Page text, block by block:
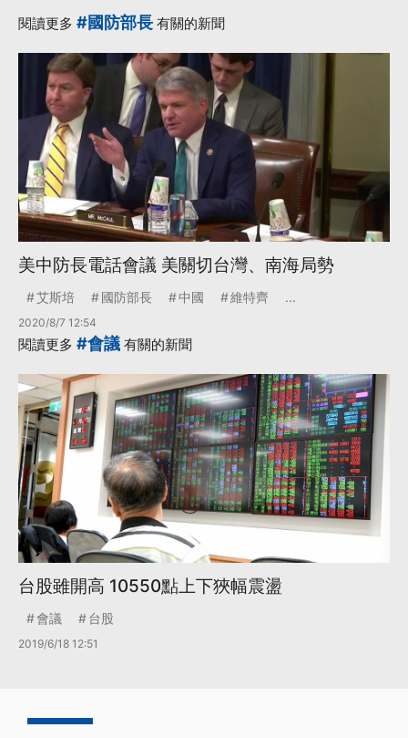
閱讀更多 #國防部長 有關的新聞
美中防長電話會議 美關切台灣、南海局勢
艾斯培 國防部長 中國 維特齊 ...
2020/8/7 12:54
閱讀更多 #會議 有關的新聞
台股雖開高 10550點上下狹幅震盪
會議 台股
2019/6/18 12:51